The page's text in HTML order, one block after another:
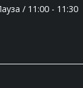
/ 11:00 - 11:30